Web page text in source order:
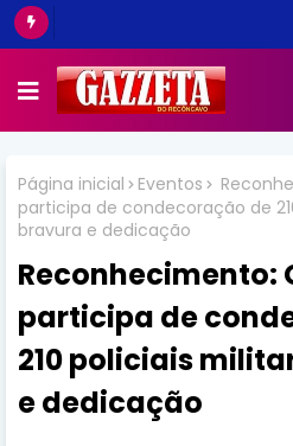
Página inicial Eventos
participa de condecoração de
bravura e dedicação
Reconhecimento:
participa de
210 policiais
e dedicação